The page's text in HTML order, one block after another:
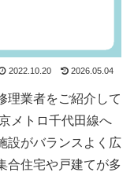
2022.10.20 2026.05.04
理業者をご紹介して
メトロ千代田線へ
設がバランスよく広
合住宅や戸建てが多